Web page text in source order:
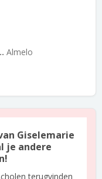
Almelo
Giselemarie
je andere
terugvinden